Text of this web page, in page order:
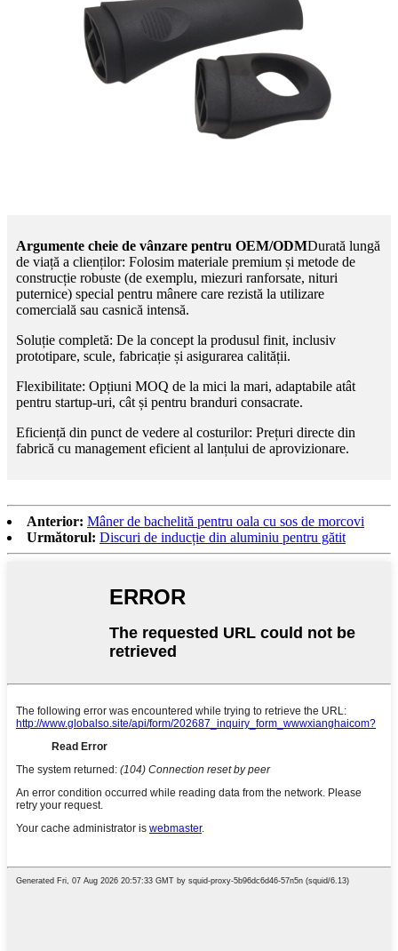
Argumente cheie de vânzare pentru OEM/ODMDurată lungă
de viață a clienților: Folosim materiale premium și metode de
construcție robuste (de exemplu, miezuri ranforsate, nituri
puternice) special pentru mânere care rezistă la utilizare
comercială sau casnică intensă.
Soluție completă: De la concept la produsul finit, inclusiv
prototipare, scule, fabricație și asigurarea calității.
Flexibilitate: Opțiuni MOQ de la mici la mari, adaptabile atât
pentru startup-uri, cât și pentru branduri consacrate.
Eficiență din punct de vedere al costurilor: Prețuri directe din
fabrică cu management eficient al lanțului de aprovizionare.
Anterior: Mâner de bachelită pentru oala cu sos de morcovi
Următorul: Discuri de inducție din aluminiu pentru gătit